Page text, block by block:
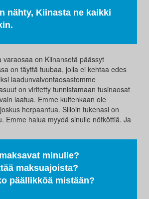
nähty, Kiinasta ne kaikki
varaosaa on Kiinansetä päässyt
on täyttä tuubaa, jolla ei kehtaa edes
laadunvalvontaosastomme
on viritetty tunnistamaan tusinaosat
laatua. Emme kuitenkaan ole
herpaantua. Silloin tukenasi on
Emme halua myydä sinulle nötköttiä. Ja
minulle?
maksuajoista?
päällikköä mistään?